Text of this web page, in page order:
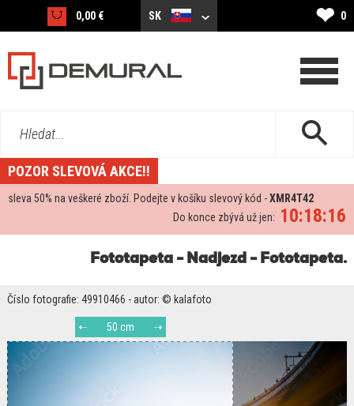
0,00 € SK ❤ 0
Hledat...
POZOR SLEVOVÁ AKCE!!
sleva 50% na veškeré zboží. Podejte v košíku slevový kód -XMR4T42
10:18:15
Do konce zbývá už jen:
Fototapeta - Nadjezd - Fototapeta.
Číslo fotografie: 49910466 - autor: © kalafoto
50 cm